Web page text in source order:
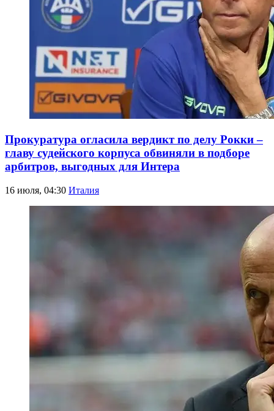
Прокуратура огласила вердикт по делу Рокки –
главу судейского корпуса обвиняли в подборе
арбитров, выгодных для Интера
16 июля, 04:30 Италия